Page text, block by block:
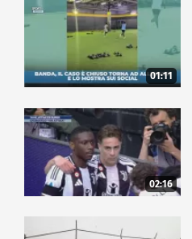
01:11
02:16